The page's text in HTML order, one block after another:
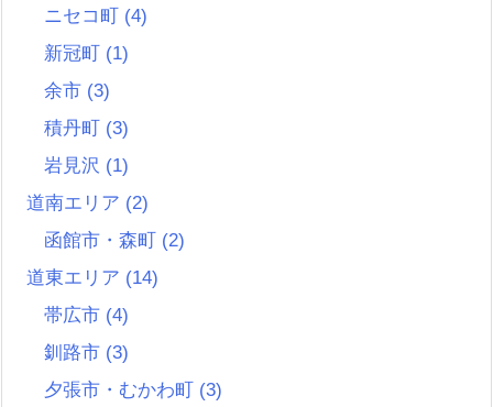
ニセコ町 (4)
新冠町 (1)
余市 (3)
積丹町 (3)
岩見沢 (1)
道南エリア (2)
函館市・森町 (2)
道東エリア (14)
帯広市 (4)
釧路市 (3)
夕張市・むかわ町 (3)